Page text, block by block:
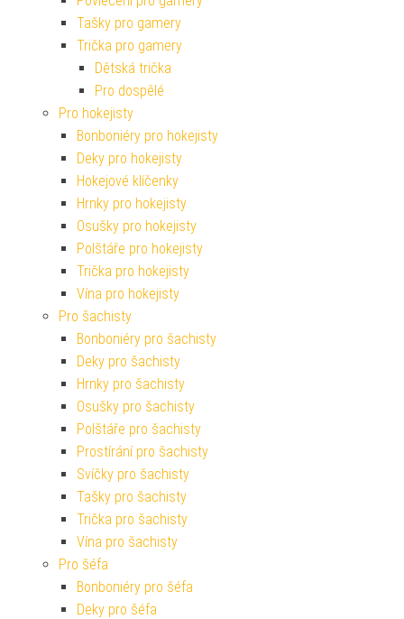
Tašky pro gamery
Trička pro gamery
Dětská trička
Pro dospělé
Pro hokejisty
Bonboniéry pro hokejisty
Deky pro hokejisty
Hokejové klíčenky
Hrnky pro hokejisty
Osušky pro hokejisty
Polštáře pro hokejisty
Trička pro hokejisty
Vína pro hokejisty
Pro šachisty
Bonboniéry pro šachisty
Deky pro šachisty
Hrnky pro šachisty
Osušky pro šachisty
Polštáře pro šachisty
Prostírání pro šachisty
Svíčky pro šachisty
Tašky pro šachisty
Trička pro šachisty
Vína pro šachisty
Pro šéfa
Bonboniéry pro šéfa
Deky pro šéfa